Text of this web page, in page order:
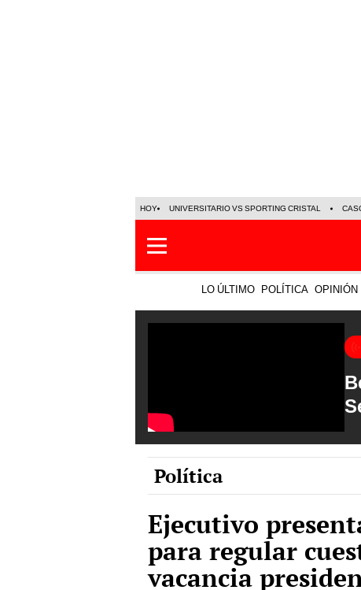
HOY UNIVERSITARIO VS SPORTING CRISTAL
LO ÚLTIMO POLÍTICA OPINIÓN
Política
Ejecutivo
para regular
vacancia